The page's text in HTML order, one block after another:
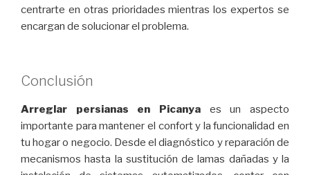
centrarte en otras prioridades mientras los expertos se
encargan de solucionar el problema.
Conclusión
Arreglar persianas en Picanya es un aspecto
importante para mantener el confort y la funcionalidad en
tu hogar o negocio. Desde el diagnóstico y reparación de
mecanismos hasta la sustitución de lamas dañadas y la